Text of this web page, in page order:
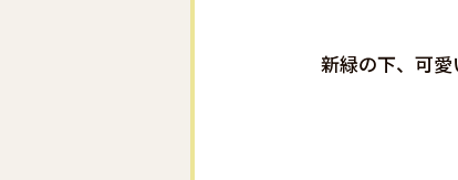
新緑の下、可